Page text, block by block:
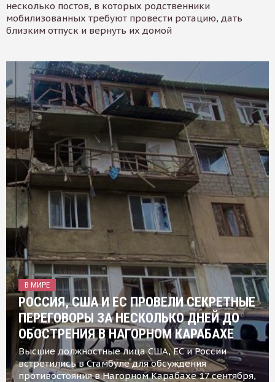
несколько постов, в которых родственники
мобилизованных требуют провести ротацию, дать
близким отпуск и вернуть их домой
В МИРЕ
РОССИЯ, США И ЕС ПРОВЕЛИ СЕКРЕТНЫЕ
ПЕРЕГОВОРЫ ЗА НЕСКОЛЬКО ДНЕЙ ДО
ОБОСТРЕНИЯ В НАГОРНОМ КАРАБАХЕ
Высшие должностные лица США, ЕС и России
встретились в Стамбуле для обсуждения
противостояния в Нагорном Карабахе 17 сентября,